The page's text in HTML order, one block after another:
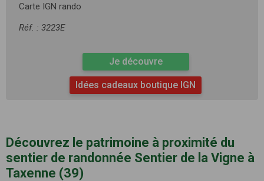
Carte IGN rando
Réf. : 3223E
Je découvre
Idées cadeaux boutique IGN
Découvrez le patrimoine à proximité du
sentier de randonnée Sentier de la Vigne à
Taxenne (39)